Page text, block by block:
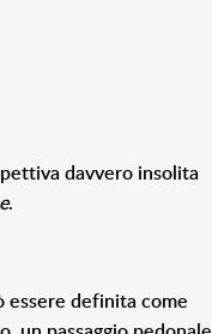
davvero insolita
.
essere definita come